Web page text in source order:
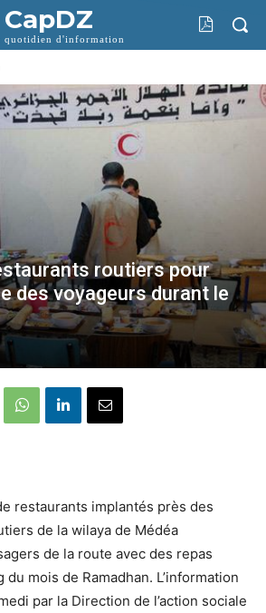
CapDZ
quotidien d'information
routiers pour
des voyageurs durant le
restaurants implantés près des
de la wilaya de Médéa
de la route avec des repas
mois de Ramadhan. L’information
par la Direction de l’action sociale